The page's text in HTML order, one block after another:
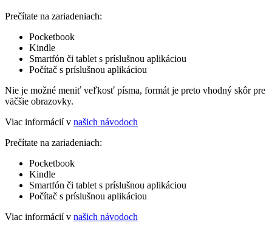
Prečítate na zariadeniach:
Pocketbook
Kindle
Smartfón či tablet s príslušnou aplikáciou
Počítač s príslušnou aplikáciou
Nie je možné meniť veľkosť písma, formát je preto vhodný skôr pre
väčšie obrazovky.
Viac informácií v našich návodoch
Prečítate na zariadeniach:
Pocketbook
Kindle
Smartfón či tablet s príslušnou aplikáciou
Počítač s príslušnou aplikáciou
Viac informácií v našich návodoch